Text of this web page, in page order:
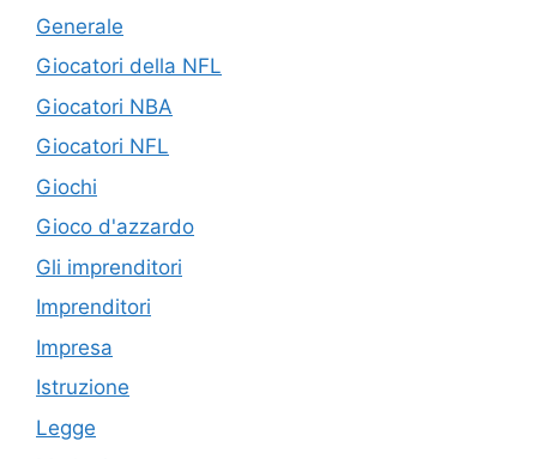
Generale
Giocatori della NFL
Giocatori NBA
Giocatori NFL
Giochi
Gioco d'azzardo
Gli imprenditori
Imprenditori
Impresa
Istruzione
Legge